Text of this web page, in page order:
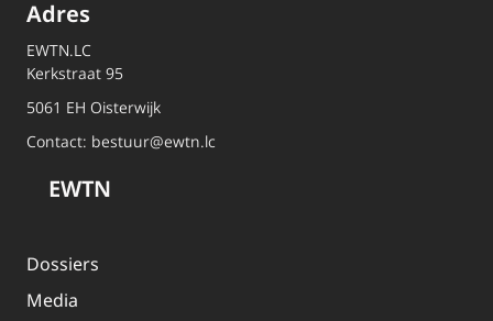
Adres
EWTN.LC
Kerkstraat 95
5061 EH Oisterwijk
Contact: bestuur@ewtn.lc
EWTN
Dossiers
Media